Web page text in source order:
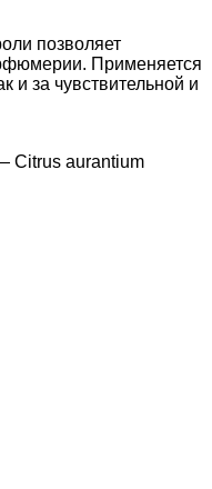
позволяет
Применяется
и за чувствительной и
Citrus aurantium